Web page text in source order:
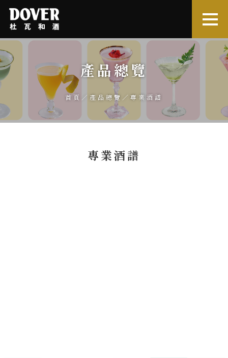
產品總覽
首頁 ／ 產品總覽 ／專業酒譜
專業酒譜